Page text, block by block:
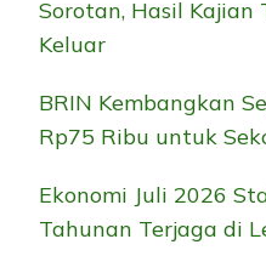
Sorotan, Hasil Kajian
Keluar
BRIN Kembangkan
Rp75 Ribu untuk
Ekonomi Juli 2026
Tahunan Terjaga di